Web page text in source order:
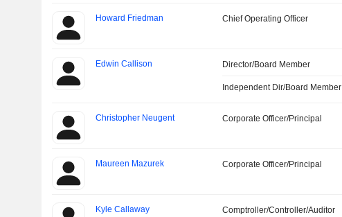
Howard Friedman Chief Operating Officer
Edwin Callison Director/Board Member
Independent Dir/Board Member
Christopher Neugent Corporate Officer/Principal
Maureen Mazurek Corporate Officer/Principal
Kyle Callaway Comptroller/Controller/Auditor